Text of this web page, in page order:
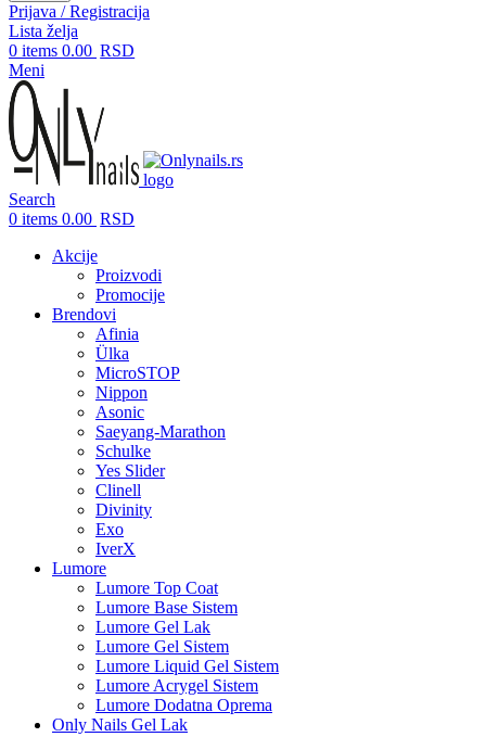
Prijava / Registracija
Lista želja
0 items 0.00 RSD
Meni
Search
0 items 0.00 RSD
Akcije
Proizvodi
Promocije
Brendovi
Afinia
Ülka
MicroSTOP
Nippon
Asonic
Saeyang-Marathon
Schulke
Yes Slider
Clinell
Divinity
Exo
IverX
Lumore
Lumore Top Coat
Lumore Base Sistem
Lumore Gel Lak
Lumore Gel Sistem
Lumore Liquid Gel Sistem
Lumore Acrygel Sistem
Lumore Dodatna Oprema
Only Nails Gel Lak